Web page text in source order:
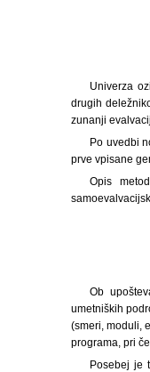
Univerza
drugih
zunanji
Po uvedbi
prve vpisane
Opis
Ob
umetniških
(smeri, moduli,
programa, pri
Posebej je